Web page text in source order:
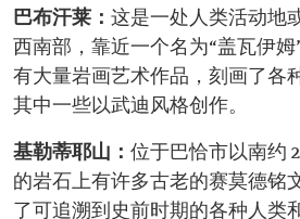
巴布汗莱： 这是一处人类活动地
西南部，靠近一个名为“盖瓦伊
有大量岩画艺术作品，刻画了各
其中一些以武迪风格创作。
基勒蒂耶山： 位于巴恰市以南约
的岩石上有许多古老的赛莫德铭
了可追溯到史前时期的各种人类